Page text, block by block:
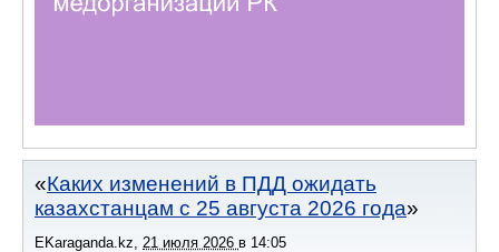
Каких изменений в ПДД ожидать
казахстанцам с 25 августа 2026 года
EKaraganda.kz 21 июля 2026 в 14:05